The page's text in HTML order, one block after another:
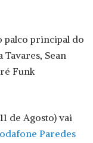
palco principal do
Tavares, Sean
Funk
de Agosto) vai
Paredes